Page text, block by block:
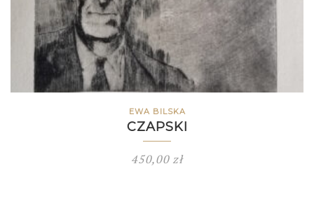
EWA BILSKA
CZAPSKI
450,00 zł